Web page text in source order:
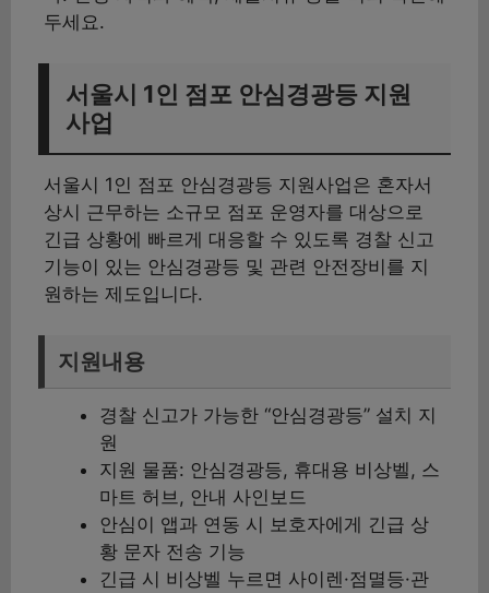
두세요.
서울시 1인 점포 안심경광등 지원
사업
서울시 1인 점포 안심경광등 지원사업은 혼자서
상시 근무하는 소규모 점포 운영자를 대상으로
긴급 상황에 빠르게 대응할 수 있도록 경찰 신고
기능이 있는 안심경광등 및 관련 안전장비를 지
원하는 제도입니다.
지원내용
경찰 신고가 가능한 “안심경광등” 설치 지
원
지원 물품: 안심경광등, 휴대용 비상벨, 스
마트 허브, 안내 사인보드
안심이 앱과 연동 시 보호자에게 긴급 상
황 문자 전송 기능
긴급 시 비상벨 누르면 사이렌·점멸등·관